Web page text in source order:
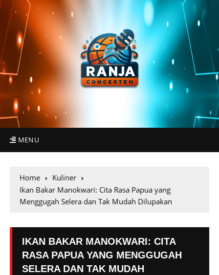
MENU
Home
Kuliner
Ikan Bakar Manokwari: Cita Rasa Papua yang
Menggugah Selera dan Tak Mudah Dilupakan
IKAN BAKAR MANOKWARI: CITA
RASA PAPUA YANG MENGGUGAH
SELERA DAN TAK MUDAH